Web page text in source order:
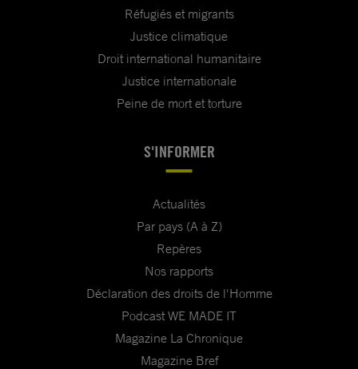
Réfugiés et migrants
Justice climatique
Droit international humanitaire
Justice internationale
Peine de mort et torture
S'INFORMER
Actualités
Par pays (A à Z)
Repères
Nos rapports
Déclaration des droits de l'Homme
Podcast WE MADE IT
Magazine La Chronique
Magazine Bref